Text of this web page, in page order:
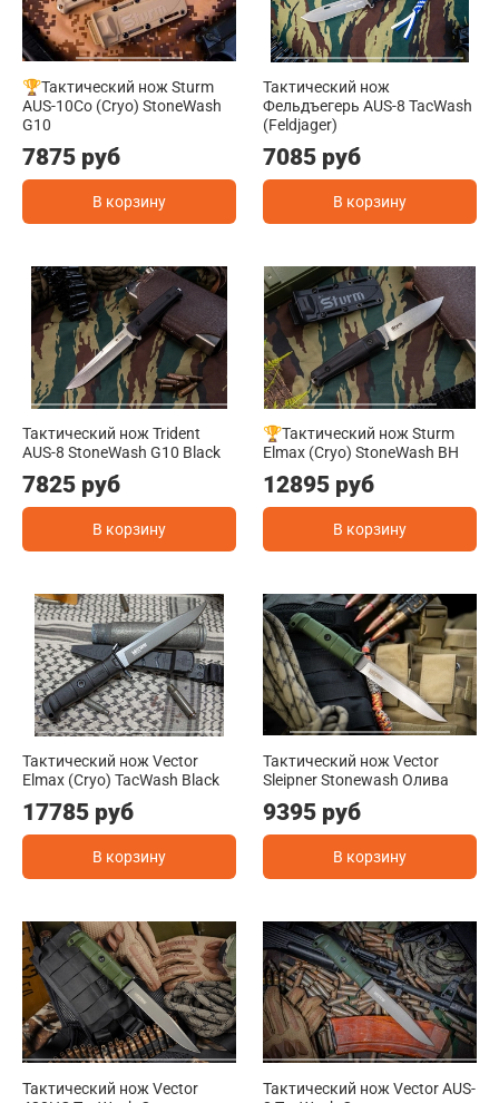
🏆Тактический нож Sturm
AUS-10Co (Cryo) StoneWash
G10
7875 руб
В корзину
Тактический нож
Фельдъегерь AUS-8 TacWash
(Feldjager)
7085 руб
В корзину
Тактический нож Trident
AUS-8 StoneWash G10 Black
7825 руб
В корзину
🏆Тактический нож Sturm
Elmax (Cryo) StoneWash BH
12895 руб
В корзину
Тактический нож Vector
Elmax (Cryo) TacWash Black
17785 руб
В корзину
Тактический нож Vector
Sleipner Stonewash Олива
9395 руб
В корзину
Тактический нож Vector
Тактический нож Vector AUS-